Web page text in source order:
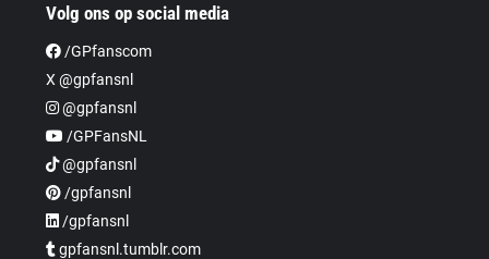
Volg ons op social media
/GPfanscom
X @gpfansnl
@gpfansnl
/GPFansNL
@gpfansnl
/gpfansnl
/gpfansnl
gpfansnl.tumblr.com